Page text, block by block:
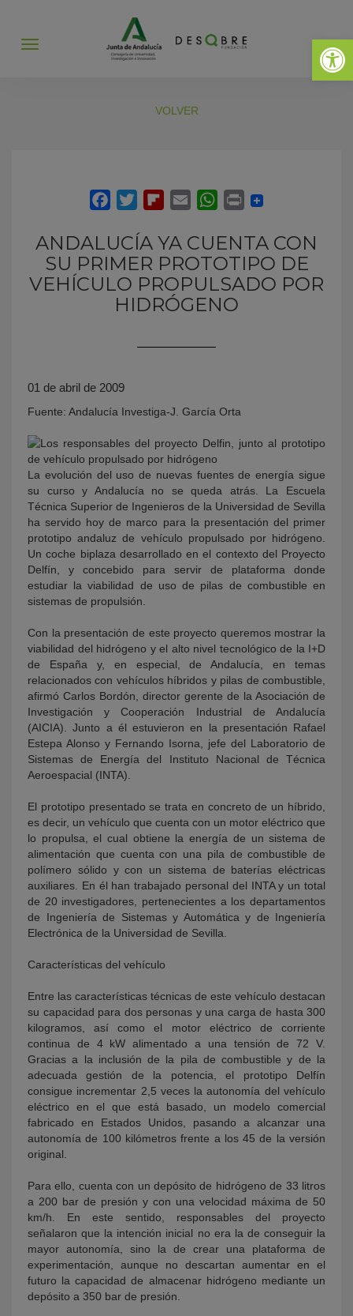
Abrir
Abrir
VOLVER
ANDALUCÍA YA CUENTA CON
SU PRIMER PROTOTIPO DE
VEHÍCULO PROPULSADO POR
HIDRÓGENO
01 de abril de 2009
Fuente: Andalucía Investiga-J. García Orta
La evolución del uso de nuevas fuentes de energía sigue
su curso y Andalucía no se queda atrás. La Escuela
Técnica Superior de Ingenieros de la Universidad de Sevilla
ha servido hoy de marco para la presentación del primer
prototipo andaluz de vehículo propulsado por hidrógeno.
Un coche biplaza desarrollado en el contexto del Proyecto
Delfín, y concebido para servir de plataforma donde
estudiar la viabilidad de uso de pilas de combustible en
sistemas de propulsión.
Con la presentación de este proyecto queremos mostrar la
viabilidad del hidrógeno y el alto nivel tecnológico de la I+D
de España y, en especial, de Andalucía, en temas
relacionados con vehículos híbridos y pilas de combustible,
afirmó Carlos Bordón, director gerente de la Asociación de
Investigación y Cooperación Industrial de Andalucía
(AICIA). Junto a él estuvieron en la presentación Rafael
Estepa Alonso y Fernando Isorna, jefe del Laboratorio de
Sistemas de Energía del Instituto Nacional de Técnica
Aeroespacial (INTA).
El prototipo presentado se trata en concreto de un híbrido,
es decir, un vehículo que cuenta con un motor eléctrico que
lo propulsa, el cual obtiene la energía de un sistema de
alimentación que cuenta con una pila de combustible de
polímero sólido y con un sistema de baterías eléctricas
auxiliares. En él han trabajado personal del INTA y un total
de 20 investigadores, pertenecientes a los departamentos
de Ingeniería de Sistemas y Automática y de Ingeniería
Electrónica de la Universidad de Sevilla.
Características del vehículo
Entre las características técnicas de este vehículo destacan
su capacidad para dos personas y una carga de hasta 300
kilogramos, así como el motor eléctrico de corriente
continua de 4 kW alimentado a una tensión de 72 V.
Gracias a la inclusión de la pila de combustible y de la
adecuada gestión de la potencia, el prototipo Delfín
consigue incrementar 2,5 veces la autonomía del vehículo
eléctrico en el que está basado, un modelo comercial
fabricado en Estados Unidos, pasando a alcanzar una
autonomía de 100 kilómetros frente a los 45 de la versión
original.
Para ello, cuenta con un depósito de hidrógeno de 33 litros
a 200 bar de presión y con una velocidad máxima de 50
km/h. En este sentido, responsables del proyecto
señalaron que la intención inicial no era la de conseguir la
mayor autonomía, sino la de crear una plataforma de
experimentación, aunque no descartan aumentar en el
futuro la capacidad de almacenar hidrógeno mediante un
depósito a 350 bar de presión.